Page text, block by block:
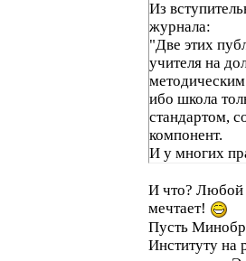
Из
журнала:
"Две этих
учителя на
ибо школа
стандартом,
компонент.
И у многих
И что? Любой
мечтает!
Пусть
Институту на